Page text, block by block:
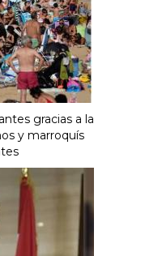
gracias a la
y marroquís